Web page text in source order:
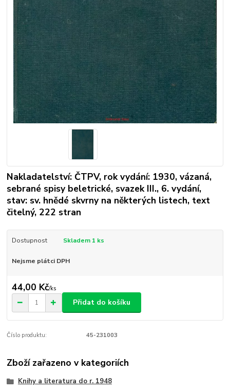
Nakladatelství: ČTPV, rok vydání: 1930, vázaná,
sebrané spisy beletrické, svazek III., 6. vydání,
stav: sv. hnědé skvrny na některých listech, text
čitelný, 222 stran
Dostupnost Skladem 1 ks
Nejsme plátci DPH
44,00 Kč/ks
Přidat do košíku
Číslo produktu: 45-231003
Zboží zařazeno v kategoriích
Knihy a literatura do r. 1948